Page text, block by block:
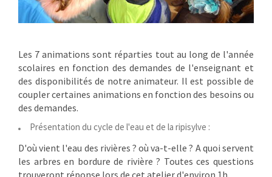
Les 7 animations sont réparties tout au long de l'année
scolaires en fonction des demandes de l'enseignant et
des disponibilités de notre animateur. Il est possible de
coupler certaines animations en fonction des besoins ou
des demandes.
Présentation du cycle de l'eau et de la ripisylve :
D'où vient l'eau des rivières ? où va-t-elle ? A quoi servent
les arbres en bordure de rivière ? Toutes ces questions